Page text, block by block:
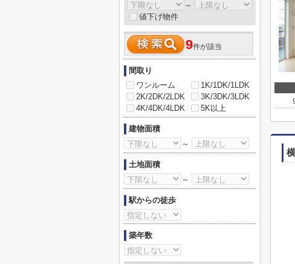
～
値下げ物件
9件が該当
間取り
ワンルーム
1K/1DK/1LDK
2K/2DK/2LDK
3K/3DK/3LDK
4K/4DK/4LDK
5K以上
建物面積
～
土地面積
～
駅からの徒歩
築年数